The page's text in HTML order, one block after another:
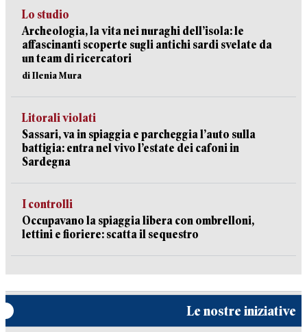
Lo studio
Archeologia, la vita nei nuraghi dell’isola: le
affascinanti scoperte sugli antichi sardi svelate da
un team di ricercatori
di Ilenia Mura
Litorali violati
Sassari, va in spiaggia e parcheggia l’auto sulla
battigia: entra nel vivo l’estate dei cafoni in
Sardegna
I controlli
Occupavano la spiaggia libera con ombrelloni,
lettini e fioriere: scatta il sequestro
Le nostre iniziative